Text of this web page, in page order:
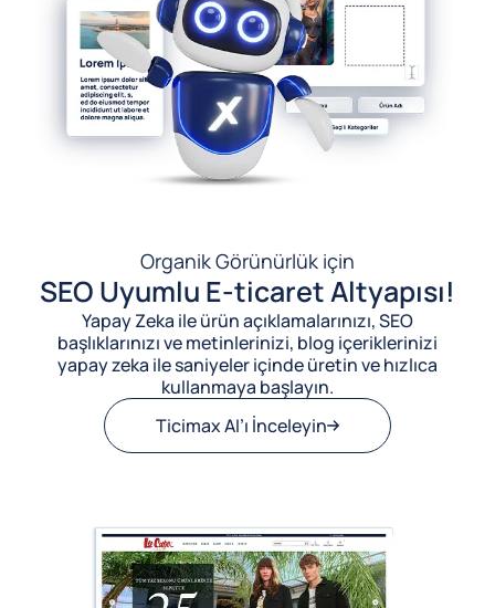
Organik Görünürlük için
SEO Uyumlu E-ticaret Altyapısı!
Yapay Zeka ile ürün açıklamalarınızı, SEO
başlıklarınızı ve metinlerinizi, blog içeriklerinizi
yapay zeka ile saniyeler içinde üretin ve hızlıca
kullanmaya başlayın.
Ticimax AI’ı İnceleyin